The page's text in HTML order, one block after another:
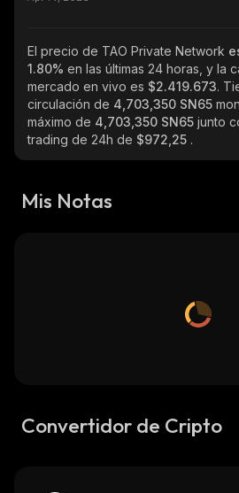
El precio de TAO Private Network
1.80% en las últimas 24 horas, y la
mercado en vivo es $2.419.673.
circulación de 4,703,350 SN65
máximo de 4,703,350 SN65 junto
trading de 24h de $972,25 .
Mis Notas
Convertidor de Cripto